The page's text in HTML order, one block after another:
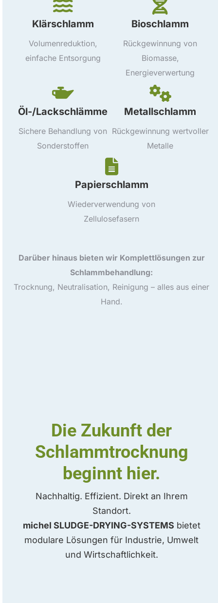
Klärschlamm
Volumenreduktion,
einfache Entsorgung
Bioschlamm
Rückgewinnung von
Biomasse,
Energieverwertung
Öl-/Lackschlämme
Sichere Behandlung von
Sonderstoffen
Metallschlamm
Rückgewinnung wertvoller
Metalle
Papierschlamm
Wiederverwendung von
Zellulosefasern
Darüber hinaus bieten wir Komplettlösungen zur
Schlammbehandlung:
Trocknung, Neutralisation, Reinigung – alles aus einer
Hand.
Die Zukunft der
Schlammtrocknung
beginnt hier.
Nachhaltig. Effizient. Direkt an Ihrem
Standort.
michel SLUDGE-DRYING-SYSTEMS bietet
modulare Lösungen für Industrie, Umwelt
und Wirtschaftlichkeit.